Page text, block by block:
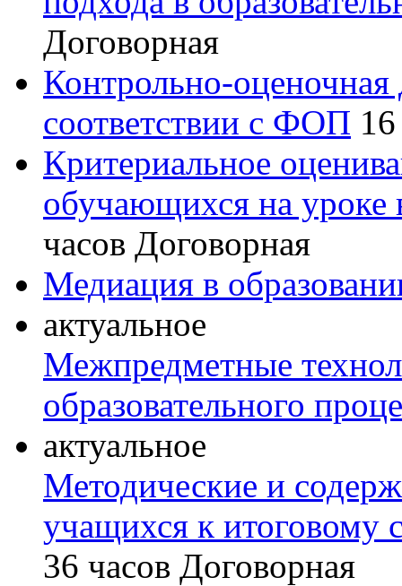
Договорная
Контрольно-оценочная
соответствии с ФОП
Критериальное
обучающихся на
часов Договорная
Медиация в
актуальное
Межпредметные
образовательного
актуальное
Методические и
учащихся к итоговому
36 часов Договорная